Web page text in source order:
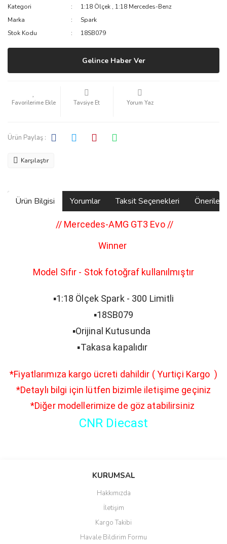
Kategori 1:18 Ölçek , 1:18 Mercedes-Benz
Marka
Spark
Stok Kodu
18SB079
Gelince Haber Ver
Tavsiye Et Yorum Yaz
Ürün Paylaş :
Karşılaştır
Ürün Bilgisi Yorumlar Taksit Seçenekleri
// Mercedes-AMG GT3 Evo//
Winner
Model Sıfır - Stok fotoğraf kullanılmıştır
▪️1:18 Ölçek Spark - 300 Limitli
▪️18SB079
▪️Orijinal Kutusunda
▪️Takasa kapalıdır
*Fiyatlarımıza kargo ücreti dahildir ( Yurtiçi Kargo )
*Detaylı bilgi için lütfen bizimle iletişime geçiniz
*Diğer modellerimize de göz atabilirsiniz
CNR Diecast
Bu ürüne ilk yorumu siz yapın!
Yorum Yaz
Ürün resmi kalitesiz, bozuk veya görüntülenemiyor.
Ürün açıklamasında eksik bilgiler bulunuyor.
Ürün bilgilerinde hatalar bulunuyor.
KURUMSAL
Hakkımızda
İletişim
Kargo Takibi
Havale Bildirim Formu